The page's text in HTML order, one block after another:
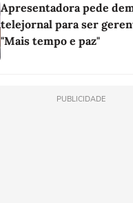
Apresentadora pede
telejornal para ser
"Mais tempo e paz"
PUBLICIDADE